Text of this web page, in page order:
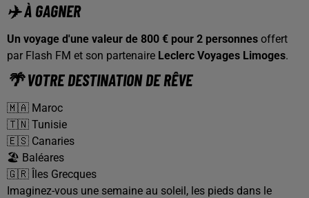
✈️ À GAGNER
Un voyage d'une valeur de 800 € pour 2 personnes offert
par Flash FM et son partenaire Leclerc Voyages Limoges.
🌴 VOTRE DESTINATION DE RÊVE
🇲🇦 Maroc
🇹🇳 Tunisie
🇪🇸 Canaries
🏖️ Baléares
🇬🇷 Îles Grecques
Imaginez-vous une semaine au soleil, les pieds dans le